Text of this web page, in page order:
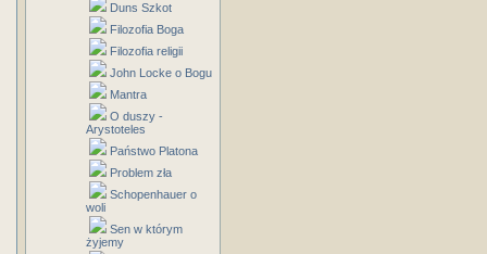
Duns Szkot
Filozofia Boga
Filozofia religii
John Locke o Bogu
Mantra
O duszy -
Arystoteles
Państwo Platona
Problem zła
Schopenhauer o
woli
Sen w którym
żyjemy